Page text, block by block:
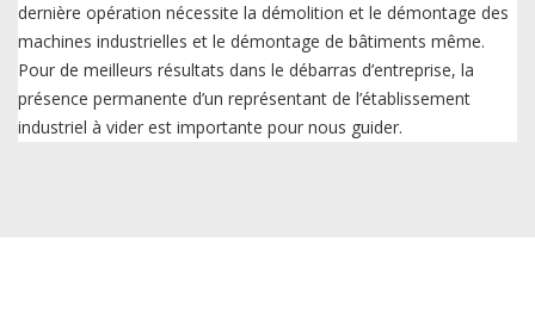
dernière opération nécessite la démolition et le démontage des
machines industrielles et le démontage de bâtiments même.
Pour de meilleurs résultats dans le débarras d’entreprise, la
présence permanente d’un représentant de l’établissement
industriel à vider est importante pour nous guider.